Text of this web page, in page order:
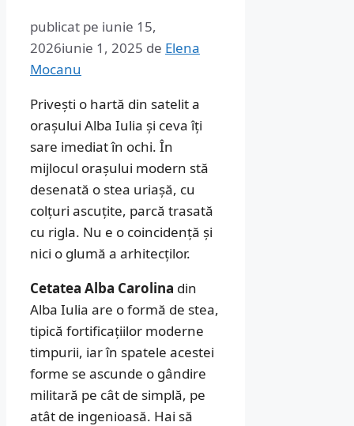
publicat pe iunie 15,
2026iunie 1, 2025 de Elena
Mocanu
Privești o hartă din satelit a
orașului Alba Iulia și ceva îți
sare imediat în ochi. În
mijlocul orașului modern stă
desenată o stea uriașă, cu
colțuri ascuțite, parcă trasată
cu rigla. Nu e o coincidență și
nici o glumă a arhitecților.
Cetatea Alba Carolina din
Alba Iulia are o formă de stea,
tipică fortificațiilor moderne
timpurii, iar în spatele acestei
forme se ascunde o gândire
militară pe cât de simplă, pe
atât de ingenioasă. Hai să